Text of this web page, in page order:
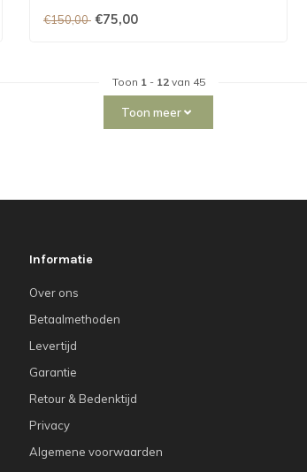
€150,00 €75,00
Toon 1 - 12van 45
Toon meer
Informatie
Over ons
Betaalmethoden
Levertijd
Garantie
Retour & Bedenktijd
Privacy
Algemene voorwaarden